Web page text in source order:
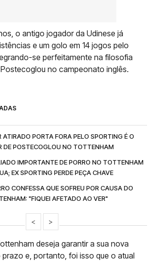
o antigo jogador da Udinese já
e um golo em 14 jogos pelo
se perfeitamente na filosofia
no campeonato inglês.
ATIRADO PORTA FORA PELO SPORTING É O
DE POSTECOGLOU NO TOTTENHAM
IMPORTANTE DE PORRO NO TOTTENHAM
EX SPORTING PERDE PEÇA CHAVE
CONFESSA QUE SOFREU POR CAUSA DO
"FIQUEI AFETADO AO VER"
< >
deseja garantir a sua nova
e, portanto, foi isso que o atual